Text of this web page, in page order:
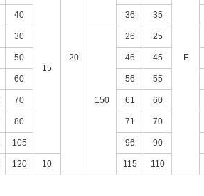
20 F
15
40 36 35
30
150
26 25
50 46 45
60 56 55
70 61 60
80 71 70
105 96 90
120 10 115 110